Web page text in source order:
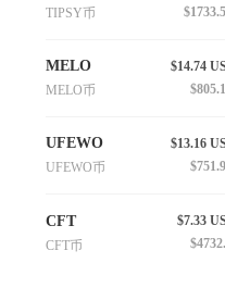
TIPSY币
MELO
MELO币
$14.74
UFEWO
UFEWO币
$13.16
CFT
CFT币
$7.33